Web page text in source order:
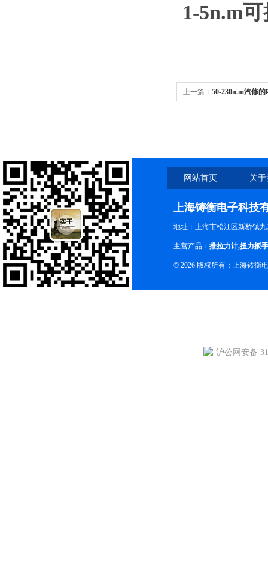
1-5n.m
上一篇： 50-230n.m汽修
网站首页 关
上海铸衡电子科技
地址：上海市松江区新桥镇
主营产品： 推拉力计,扭力扳手
© 2026 版权所有：上海铸衡
沪公网安备